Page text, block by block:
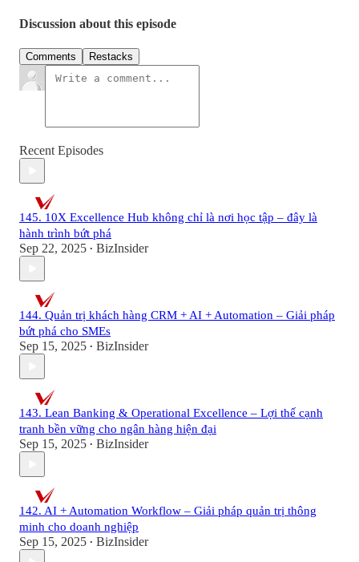
Discussion about this episode
Comments Restacks
Recent Episodes
145. 10X Excellence Hub không chỉ là nơi học tập – đây là
hành trình bứt phá
Sep 22, 2025 • BizInsider
144. Quản trị khách hàng CRM + AI + Automation – Giải pháp
bứt phá cho SMEs
Sep 15, 2025 • BizInsider
143. Lean Banking & Operational Excellence – Lợi thế cạnh
tranh bền vững cho ngân hàng hiện đại
Sep 15, 2025 • BizInsider
142. AI + Automation Workflow – Giải pháp quản trị thông
minh cho doanh nghiệp
Sep 15, 2025 • BizInsider